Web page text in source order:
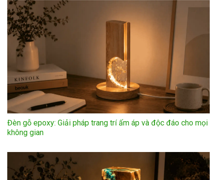
Đèn gỗ epoxy: Giải pháp trang trí ấm áp và độc đáo cho mọi
không gian